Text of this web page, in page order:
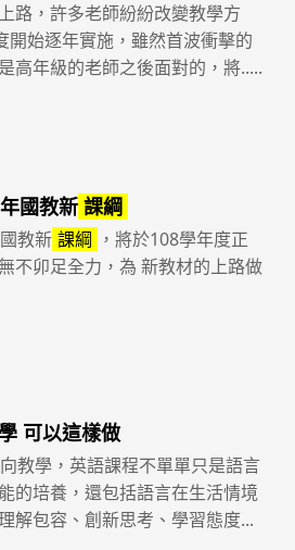
路，許多老師紛紛改變教學方
開始逐年實施，雖然首波衝擊的
高年級的老師之後面對的，將.....
國教新 課綱
教新 課綱 ，將於108學年度正
不卯足全力，為 新教材的上路做
可以這樣做
教學，英語課程不單單只是語言
的培養，還包括語言在生活情境
解包容、創新思考、學習態度...